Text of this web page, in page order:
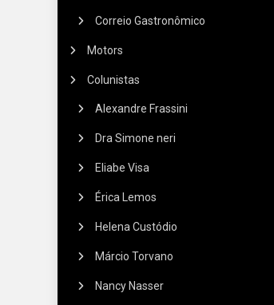
Correio Gastronômico
Motors
Colunistas
Alexandre Frassini
Dra Simone neri
Eliabe Visa
Érica Lemos
Helena Custódio
Márcio Torvano
Nancy Nasser